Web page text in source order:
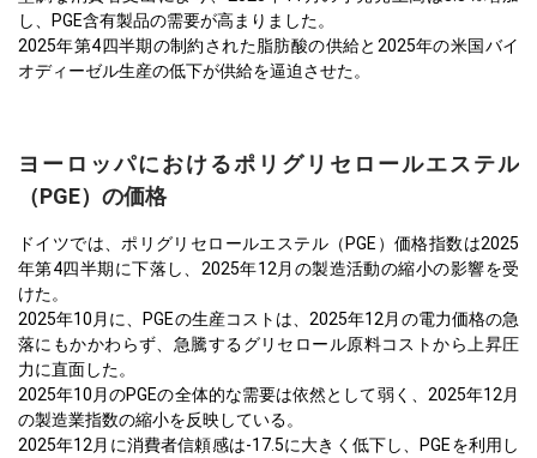
し、PGE含有製品の需要が高まりました。
2025年第4四半期の制約された脂肪酸の供給と2025年の米国バイ
オディーゼル生産の低下が供給を逼迫させた。
ヨーロッパにおけるポリグリセロールエステル
（PGE）の価格
ドイツでは、ポリグリセロールエステル（PGE）価格指数は2025
年第4四半期に下落し、2025年12月の製造活動の縮小の影響を受
けた。
2025年10月に、PGEの生産コストは、2025年12月の電力価格の急
落にもかかわらず、急騰するグリセロール原料コストから上昇圧
力に直面した。
2025年10月のPGEの全体的な需要は依然として弱く、2025年12月
の製造業指数の縮小を反映している。
2025年12月に消費者信頼感は-17.5に大きく低下し、PGEを利用し